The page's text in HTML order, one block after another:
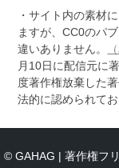
・サイト内の素材
ますが、CC0のパ
違いありません。
月10日に配信元に
度著作権放棄した
法的に認められてお
© GAHAG | 著作権フ